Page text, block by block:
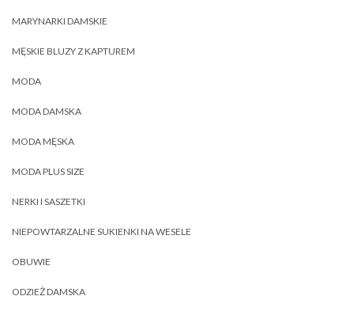
MARYNARKI DAMSKIE
MĘSKIE BLUZY Z KAPTUREM
MODA
MODA DAMSKA
MODA MĘSKA
MODA PLUS SIZE
NERKI I SASZETKI
NIEPOWTARZALNE SUKIENKI NA WESELE
OBUWIE
ODZIEŻ DAMSKA